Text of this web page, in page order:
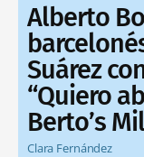
Alberto
Suárez
“Quiero
Berto’s
Clara Fernández